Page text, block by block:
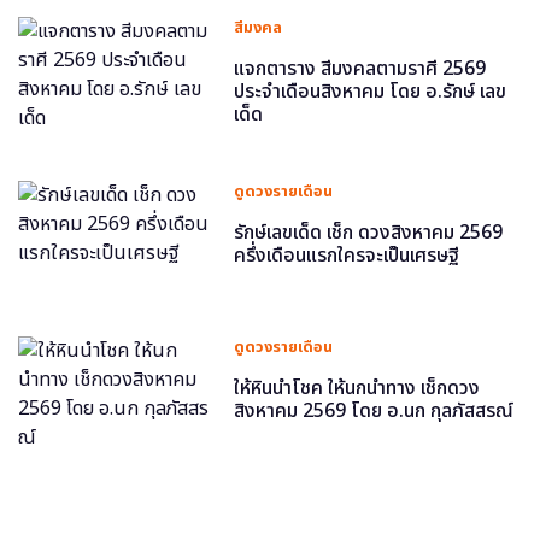
สีมงคล
แจกตาราง สีมงคลตามราศี 2569
ประจำเดือนสิงหาคม โดย อ.รักษ์ เลข
เด็ด
ดูดวงรายเดือน
รักษ์เลขเด็ด เช็ก ดวงสิงหาคม 2569
ครึ่งเดือนแรกใครจะเป็นเศรษฐี
ดูดวงรายเดือน
ให้หินนำโชค ให้นกนำทาง เช็กดวง
สิงหาคม 2569 โดย อ.นก กุลภัสสรณ์